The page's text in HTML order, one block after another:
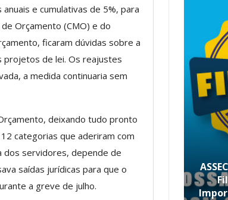
e cumulativas de 5%, para
Orçamento (CMO) e do
ficaram dúvidas sobre a
projetos de lei. Os reajustes
a medida continuaria sem
deixando tudo pronto
categorias que aderiram com
dos servidores, depende de
saídas jurídicas para que o
a greve de julho.
Presidente Da ASSECOR
Participa De Debate Sobre A
Unificação Das Carreiras Do…